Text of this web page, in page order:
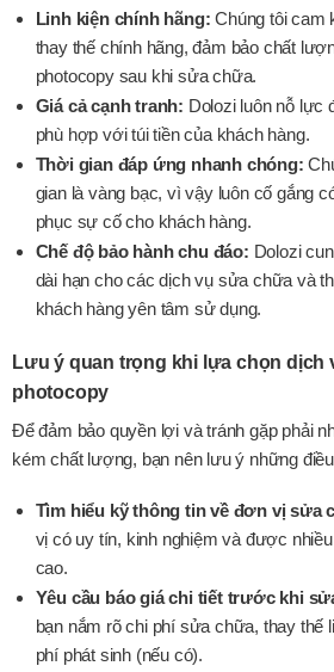
Linh kiện chính hãng: Chúng tôi cam
thay thế chính hãng, đảm bảo chất
photocopy sau khi sửa chữa.
Giá cả cạnh tranh: Dolozi luôn nỗ lực
phù hợp với túi tiền của khách hàng.
Thời gian đáp ứng nhanh chóng:
gian là vàng bạc, vì vậy luôn cố gắng
phục sự cố cho khách hàng.
Chế độ bảo hành chu đáo: Dolozi
dài hạn cho các dịch vụ sửa chữa và
khách hàng yên tâm sử dụng.
Lưu ý quan trọng khi lựa chọn dịch
photocopy
Để đảm bảo quyền lợi và tránh gặp phải
kém chất lượng, bạn nên lưu ý những
Tìm hiểu kỹ thông tin về đơn vị sửa
vị có uy tín, kinh nghiệm và được
cao.
Yêu cầu báo giá chi tiết trước khi
bạn nắm rõ chi phí sửa chữa, thay thế
phí phát sinh (nếu có).